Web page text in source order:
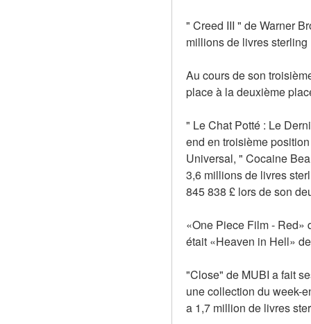
" Creed III " de Warner
millions de livres
Au cours de son
place à la deuxième
" Le Chat Potté : Le
end en troisième
Universal, " Cocaine
3,6 millions de livres
845 838 £ lors de son
«One Piece Film - Red»
était «Heaven in Hell»
"Close" de MUBI a fait
une collection du week-
a 1,7 million de livres